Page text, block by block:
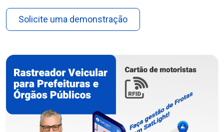
Solicite uma demonstração